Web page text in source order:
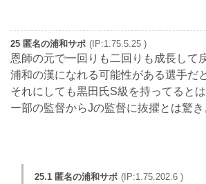
25 匿名の浦和サポ (IP:1.75.5.25 )
恩師の元で一回りも二回りも成長して
浦和の漢になれる可能性がある選手だ
それにしても黒田氏S級を持ってると
ー部の監督からJの監督に抜擢とは驚き
25.1 匿名の浦和サポ (IP:1.75.202.6 )